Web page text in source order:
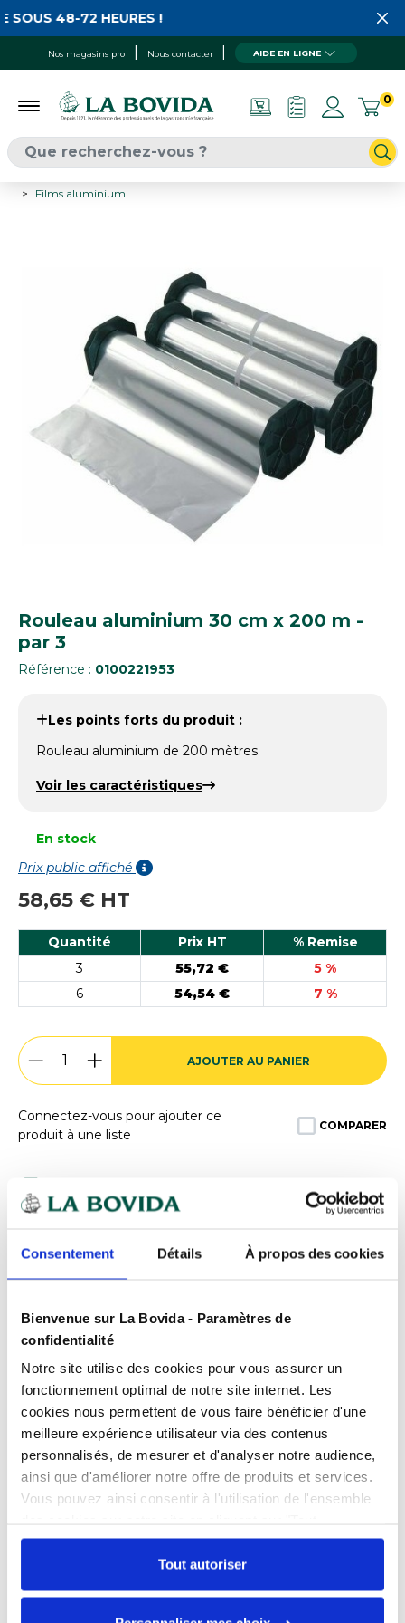
Consentement Détails À propos des cookies
Bienvenue sur La Bovida - Paramètres de
confidentialité
Notre site utilise des cookies pour vous assurer un
fonctionnement optimal de notre site internet. Les
cookies nous permettent de vous faire bénéficier d'une
meilleure expérience utilisateur via des contenus
personnalisés, de mesurer et d'analyser notre audience,
ainsi que d'améliorer notre offre de produits et services.
Vous pouvez ainsi consentir à l'utilisation de l'ensemble
autoriser". Cependant, si vous ne souhaitez autoriser que
certains types de cookies, veuillez cliquer sur
"Personnaliser mes choix".
Tout autoriser
Nos magasins pro Nous contacter AIDE EN LIGNE
0
SOUS 48-72 HEURES !
Films aluminium
Rouleau aluminium 30 cm x 200 m -
par 3
Référence : 0100221953
Les points forts du produit :
Rouleau aluminium de 200 mètres.
Voir les caractéristiques
En stock
Prix public affiché
58,65 € HT
Quantité Prix HT
% Remise
3
55,72 €
5 %
6
54,54 € 7 %
AJOUTER AU PANIER
Connectez-vous pour ajouter ce
produit à une liste
COMPARER
Paiement
100% sécurisé
Devisgratuits
Présentation
Rouleau aluminium de 200 mètres. Ne pas utiliser
sur des applications prolongées avec des produits
acides (tomates, sel, citron, vinaigre). EN 601, EN 602
EC 94/62 décret 92-631.
Unité : Carton de 3
Caractéristiques
Contact alimentaire oui
Contenance Contenance spécifique
30 cm
Documents téléchargeables
Échangez par écrit